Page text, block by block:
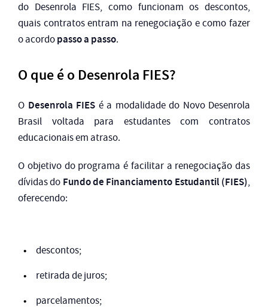
do Desenrola FIES, como funcionam os descontos,
quais contratos entram na renegociação e como fazer
o acordopasso a passo.
O que é o Desenrola FIES?
O Desenrola FIES é a modalidade do Novo Desenrola
Brasil voltada para estudantes com contratos
educacionais em atraso.
O objetivo do programa é facilitar a renegociação das
dívidas do Fundo de Financiamento Estudantil (FIES),
oferecendo:
descontos;
retirada de juros;
parcelamentos;